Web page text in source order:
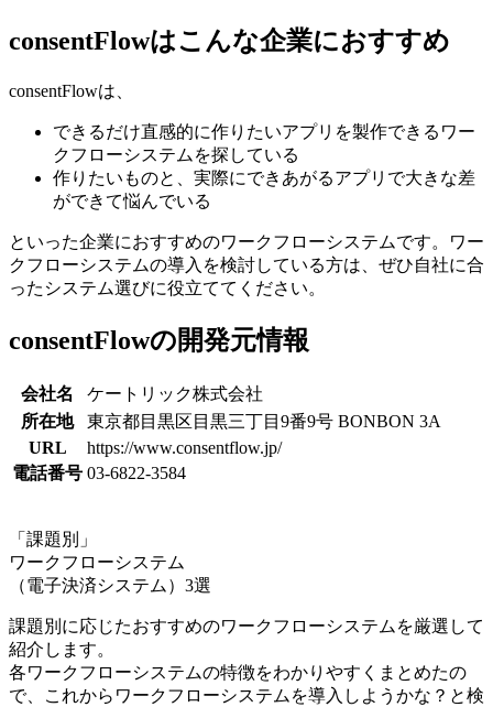
consentFlowはこんな企業におすすめ
consentFlowは、
できるだけ直感的に作りたいアプリを製作できるワー
クフローシステムを探している
作りたいものと、実際にできあがるアプリで大きな差
ができて悩んでいる
といった企業におすすめのワークフローシステムです。ワー
クフローシステムの導入を検討している方は、ぜひ自社に合
ったシステム選びに役立ててください。
consentFlowの開発元情報
会社名
ケートリック株式会社
所在地
東京都目黒区目黒三丁目9番9号 BONBON 3A
URL
https://www.consentflow.jp/
電話番号 03-6822-3584
「課題別」
ワークフローシステム
（電子決済システム）3選
課題別に応じたおすすめのワークフローシステムを厳選して
紹介します。
各ワークフローシステムの特徴をわかりやすくまとめたの
で、これからワークフローシステムを導入しようかな？と検